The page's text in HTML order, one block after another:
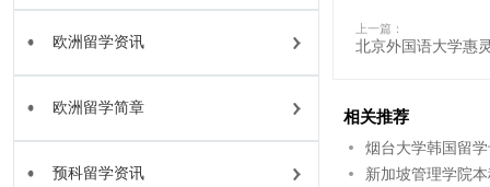
欧洲留学资讯
欧洲留学简章
预科留学资讯
上一篇：
北京外国语大学惠
相关推荐
烟台大学韩国留
新加坡管理学院